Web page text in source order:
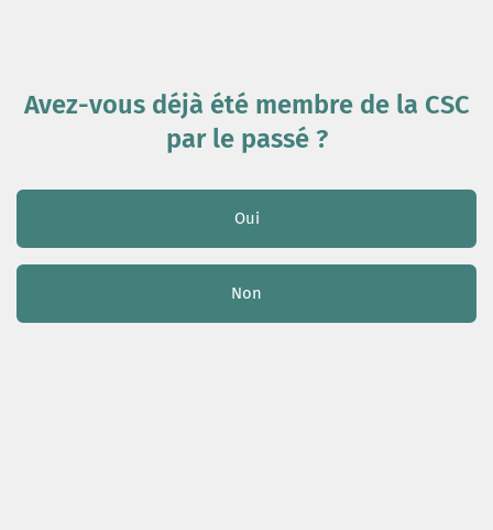
Avez-vous déjà été membre de la CSC
par le passé ?
Oui
Non